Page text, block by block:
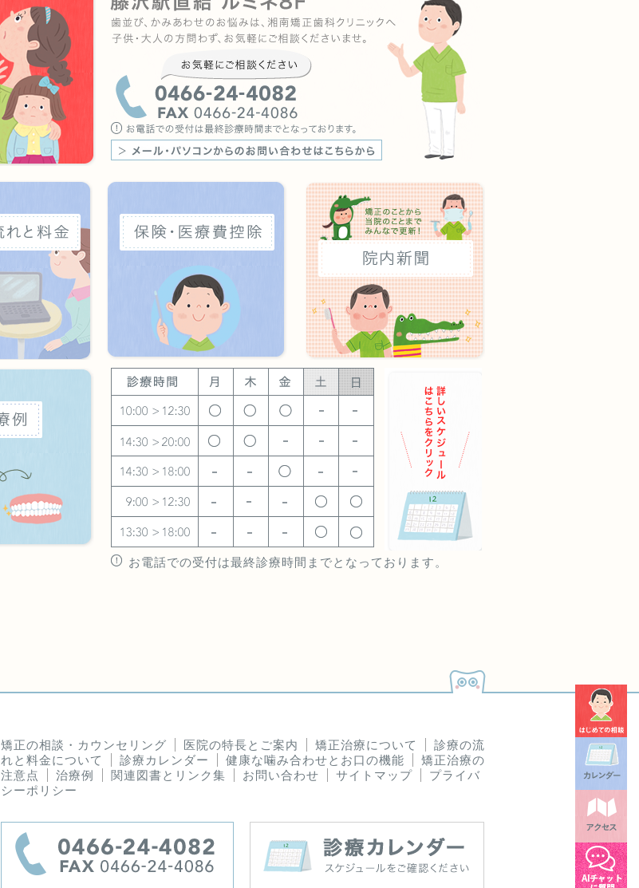
お電話での受付は最終診療時間までとなっております。
矯正の相談・カウンセリング 医院の特長とご案内 矯正治療について
診療の流
れと料金について
診療カレンダー 健康な噛み合わせとお口の機能
矯正治療の
注意点
治療例 関連図書とリンク集 お問い合わせ サイトマップ
プライバ
シーポリシー